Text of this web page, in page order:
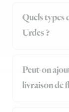
Quels types
Urdes ?
Peut-on
livraison de